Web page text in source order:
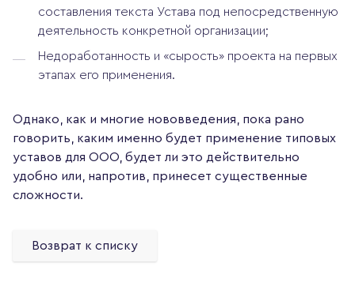
составления текста Устава под непосредственную
деятельность конкретной организации;
Недоработанность и «сырость» проекта на первых
этапах его применения.
Однако, как и многие нововведения, пока рано
говорить, каким именно будет применение типовых
уставов для ООО, будет ли это действительно
удобно или, напротив, принесет существенные
сложности.
Возврат к списку